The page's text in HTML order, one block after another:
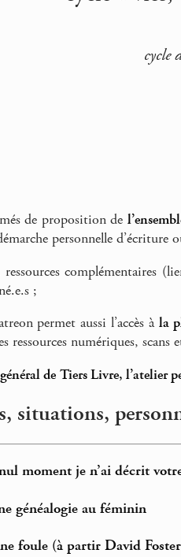
cycle
de proposition de
personnelle d’écriture
complémentaires
;
permet aussi l’accès à la
ressources numériques,
de Tiers Livre, l’atelier
situations,
moment je n’ai décrit
généalogie au féminin
foule (à partir David